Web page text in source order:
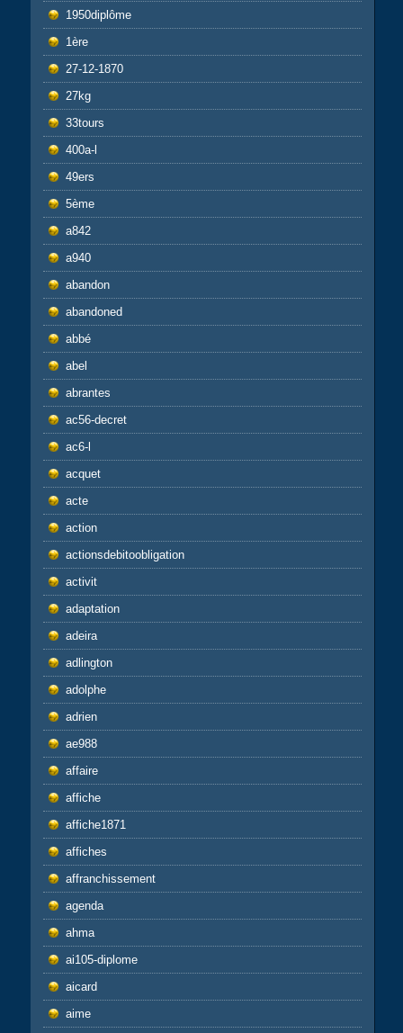
1950diplôme
1ère
27-12-1870
27kg
33tours
400a-l
49ers
5ème
a842
a940
abandon
abandoned
abbé
abel
abrantes
ac56-decret
ac6-l
acquet
acte
action
actionsdebitoobligation
activit
adaptation
adeira
adlington
adolphe
adrien
ae988
affaire
affiche
affiche1871
affiches
affranchissement
agenda
ahma
ai105-diplome
aicard
aime